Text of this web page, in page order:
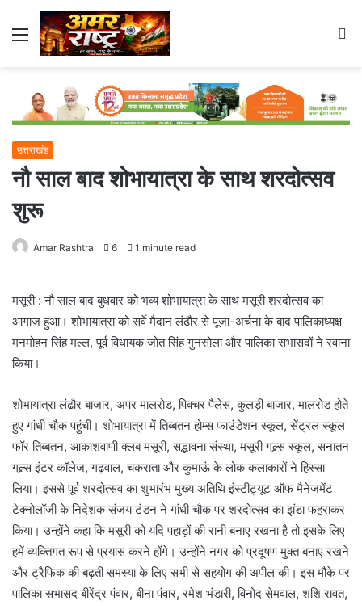
Menu
उत्तराखंड
नौ साल बाद शोभायात्रा के साथ शरदोत्सव
शुरू
Amar Rashtra 6 1 minute read
मसूरी : नौ साल बाद बुधवार को भव्य शोभायात्रा के साथ मसूरी शरदोत्सव का
आगाज हुआ। शोभायात्रा को सर्वे मैदान लंढौर से पूजा-अर्चना के बाद पालिकाध्यक्ष
मनमोहन सिंह मल्ल, पूर्व विधायक जोत सिंह गुनसोला और पालिका सभासदों ने रवाना
किया।
शोभायात्रा लंढौर बाजार, अपर मालरोड, पिक्चर पैलेस, कुलड़ी बाजार, मालरोड होते
हुए गांधी चौक पहुंची। शोभायात्रा में तिब्बतन होम्स फाउंडेशन स्कूल, सेंट्रल स्कूल
फॉर तिब्बतन, आकाशवाणी क्लब मसूरी, सद्भावना संस्था, मसूरी गल्र्स स्कूल, सनातन
गल्र्स इंटर कॉलेज, गढ़वाल, चकराता और कुमाऊं के लोक कलाकारों ने हिस्सा
लिया। इससे पूर्व शरदोत्सव का शुभारंभ मुख्य अतिथि इंस्टीट्यूट ऑफ मैनेजमेंट
टेक्नोलॉजी के निदेशक संजय टंडन ने गांधी चौक पर शरदोत्सव का झंडा फहराकर
किया। उन्होंने कहा कि मसूरी को यदि पहाड़ों की रानी बनाए रखना है तो इसके लिए
हमें व्यक्तिगत रूप से प्रयास करने होंगे। उन्होंने नगर को प्रदूषण मुक्त बनाए रखने
और ट्रैफिक की बढ़ती समस्या के लिए सभी से सहयोग की अपील की। इस मौके पर
पालिका सभासद बीरेंद्र पंवार, बीना पंवार, रमेश भंडारी, विनोद सेमवाल, शशि रावत,